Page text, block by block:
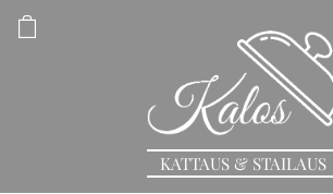
KATTAUS & STAILAUS